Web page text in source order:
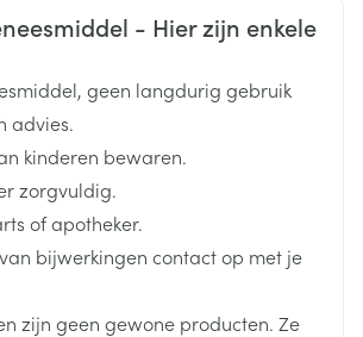
60 mm
48 mm
30
Frans - Hier zijn enkele
geen langdurig gebruik
advies.
kinderen bewaren.
zorgvuldig.
of apotheker.
bijwerkingen contact op met je
zijn geen gewone producten. Ze